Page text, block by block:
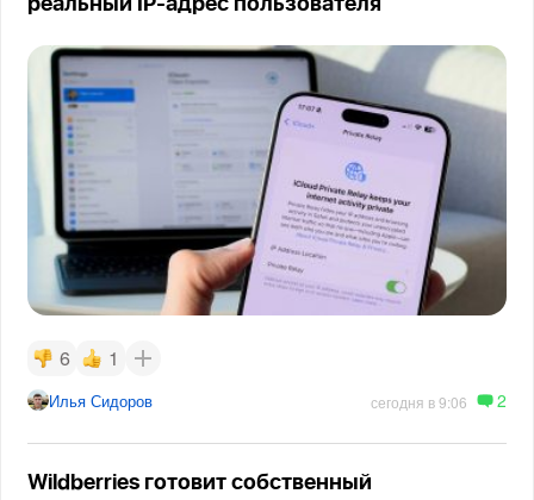
реальный IP-адрес пользователя
6 1
Илья Сидоров сегодня в 9:06 2
Wildberries готовит собственный